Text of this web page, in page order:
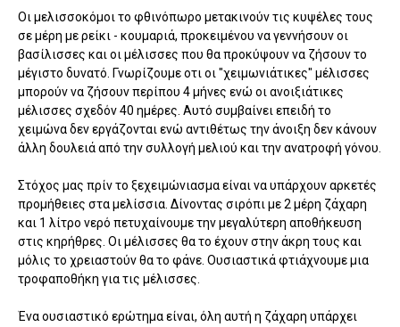
Οι μελισσοκόμοι το φθινόπωρο μετακινούν τις κυψέλες τους
σε μέρη με ρείκι - κουμαριά, προκειμένου να γεννήσουν οι
βασίλισσες και οι μέλισσες που θα προκύψουν να ζήσουν το
μέγιστο δυνατό. Γνωρίζουμε οτι οι "χειμωνιάτικες" μέλισσες
μπορούν να ζήσουν περίπου 4 μήνες ενώ οι ανοιξιάτικες
μέλισσες σχεδόν 40 ημέρες. Αυτό συμβαίνει επειδή το
χειμώνα δεν εργάζονται ενώ αντιθέτως την άνοιξη δεν κάνουν
άλλη δουλειά από την συλλογή μελιού και την ανατροφή γόνου.
Στόχος μας πρίν το ξεχειμώνιασμα είναι να υπάρχουν αρκετές
προμήθειες στα μελίσσια. Δίνοντας σιρόπι με 2 μέρη ζάχαρη
και 1 λίτρο νερό πετυχαίνουμε την μεγαλύτερη αποθήκευση
στις κηρήθρες. Οι μέλισσες θα το έχουν στην άκρη τους και
μόλις το χρειαστούν θα το φάνε. Ουσιαστικά φτιάχνουμε μια
τροφαποθήκη για τις μέλισσες.
Ένα ουσιαστικό ερώτημα είναι, όλη αυτή η ζάχαρη υπάρχει